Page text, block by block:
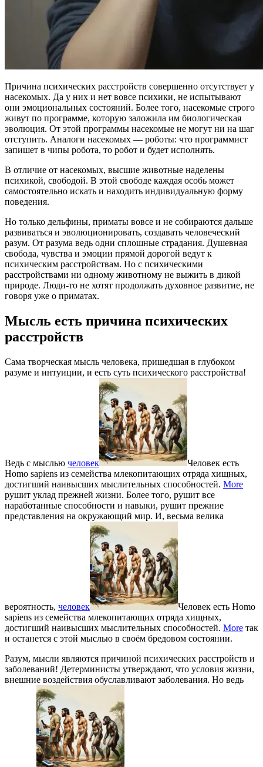
Причина психических расстройств совершенно отсутствует у
насекомых. Да у них и нет вовсе психики, не испытывают
они эмоциональных состояний. Более того, насекомые строго
живут по программе, которую заложила им биологическая
эволюция. От этой программы насекомые не могут ни на шаг
отступить. Аналоги насекомых — роботы: что программист
запишет в чипы робота, то робот и будет исполнять.
В отличие от насекомых, высшие животные наделены
психикой, свободой. В этой свободе каждая особь может
самостоятельно искать и находить индивидуальную форму
поведения.
Но только дельфины, приматы вовсе и не собираются дальше
развиваться и эволюционировать, создавать человеческий
разум. От разума ведь одни сплошные страдания. Душевная
свобода, чувства и эмоции прямой дорогой ведут к
психическим расстройствам. Но с психическими
расстройствами ни одному животному не выжить в дикой
природе. Люди-то не хотят продолжать духовное развитие, не
говоря уже о приматах.
Мысль есть причина психических
расстройств
Сама творческая мысль человека, пришедшая в глубоком
разуме и интуиции, и есть суть психического расстройства!
Ведь с мыслью человек
Человек есть
Homo sapiens из семейства млекопитающих отряда хищных,
достигший наивысших мыслительных способностей. More
рушит уклад прежней жизни. Более того, рушит все
наработанные способности и навыки, рушит прежние
представления на окружающий мир. И, весьма велика
вероятность, человек
Человек есть Homo
sapiens из семейства млекопитающих отряда хищных,
достигший наивысших мыслительных способностей. More так
и останется с этой мыслью в своём бредовом состоянии.
Разум, мысли являются причиной психических расстройств и
заболеваний! Детерминисты утверждают, что условия жизни,
внешние воздействия обуславливают заболевания. Но ведь